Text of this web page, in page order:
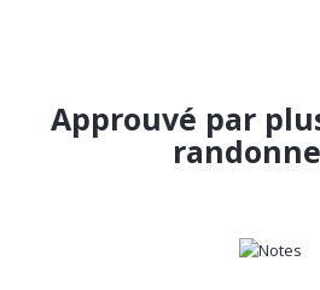
Approuvé par